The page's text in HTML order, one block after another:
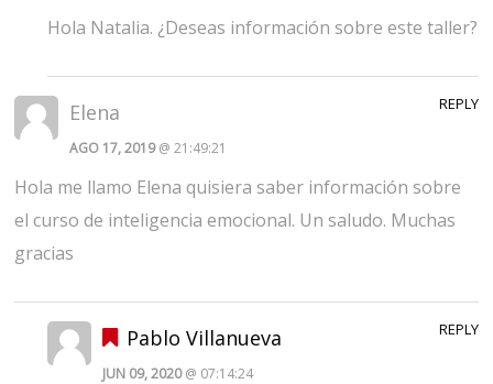
Hola Natalia. ¿Deseas información sobre este taller?
Elena
AGO 17, 2019@ 21:49:21
Hola me llamo Elena quisiera saber información sobre
el curso de inteligencia emocional. Un saludo. Muchas
gracias
REPLY
Pablo Villanueva
JUN 09, 2020@ 07:14:24
REPLY